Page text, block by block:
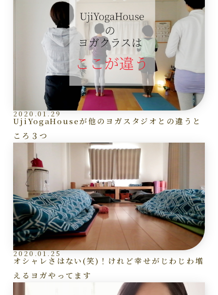
2020.01.29
UjiYogaHouseが他のヨガスタジオとの違うと
ころ３つ
2020.01.25
オシャレさはない(笑)！けれど幸せがじわじわ増
えるヨガやってます